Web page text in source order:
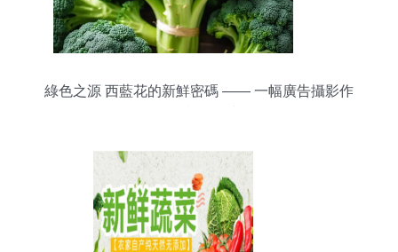
綠色之源 西藍花的新鮮密碼 —— 一幅廣告攝影作